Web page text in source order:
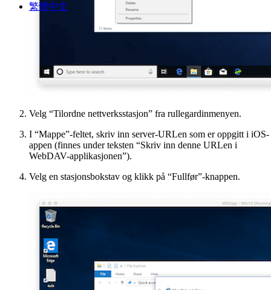
繁體中文
Velg “Tilordne nettverksstasjon” fra rullegardinmenyen.
I “Mappe”-feltet, skriv inn server-URLen som er oppgitt i iOS-
appen (finnes under teksten “Skriv inn denne URLen i
WebDAV-applikasjonen”).
Velg en stasjonsbokstav og klikk på “Fullfør”-knappen.